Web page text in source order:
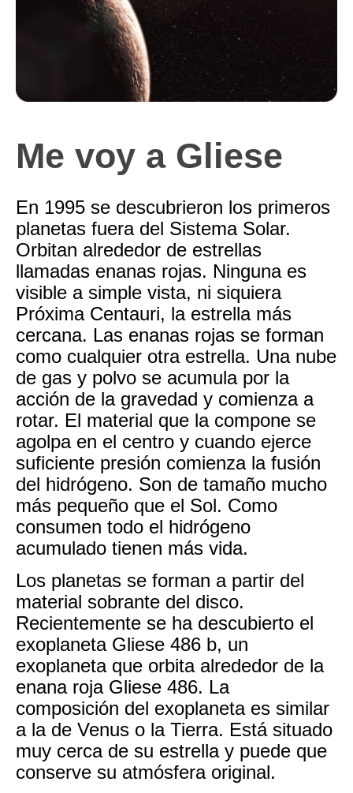
Me voy a Gliese
En 1995 se descubrieron los primeros
planetas fuera del Sistema Solar.
Orbitan alrededor de estrellas
llamadas enanas rojas. Ninguna es
visible a simple vista, ni siquiera
Próxima Centauri, la estrella más
cercana. Las enanas rojas se forman
como cualquier otra estrella. Una nube
de gas y polvo se acumula por la
acción de la gravedad y comienza a
rotar. El material que la compone se
agolpa en el centro y cuando ejerce
suficiente presión comienza la fusión
del hidrógeno. Son de tamaño mucho
más pequeño que el Sol. Como
consumen todo el hidrógeno
acumulado tienen más vida.
Los planetas se forman a partir del
material sobrante del disco.
Recientemente se ha descubierto el
exoplaneta Gliese 486 b, un
exoplaneta que orbitaalrededor de la
enana roja Gliese 486. La
composición del exoplaneta es similar
a la de Venus o la Tierra. Está situado
muy cerca de su estrella y puede que
conserve su atmósfera original.